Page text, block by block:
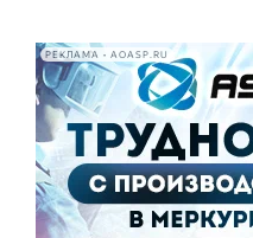
РЕКЛАМА • AOASP.RU